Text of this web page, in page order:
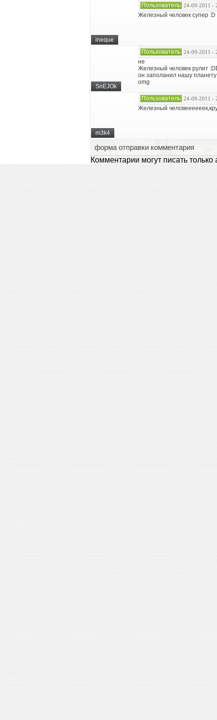
ineque
Пользователь 24-09-2011 -
Железный человек супер :D
SnEJOk
Пользователь 24-09-2011 -
не
Железный человек рулит
он заполанил нашу планету
omg
m3k4
Пользователь 24-09-2011 -
Железный
форма отправки комментария
Комментарии могут писать